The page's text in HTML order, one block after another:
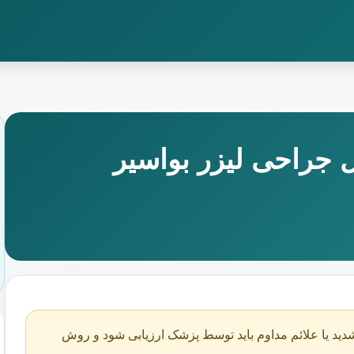
لیزر بواسیر
یا علائم مداوم باید توسط پزشک ارزیابی شود و روش